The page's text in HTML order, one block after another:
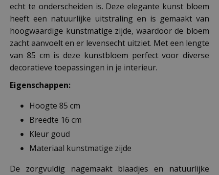
echt te onderscheiden is. Deze elegante kunst bloem
heeft een natuurlijke uitstraling en is gemaakt van
hoogwaardige kunstmatige zijde, waardoor de bloem
zacht aanvoelt en er levensecht uitziet. Met een lengte
van 85 cm is deze kunstbloem perfect voor diverse
decoratieve toepassingen in je interieur.
Eigenschappen:
Hoogte 85 cm
Breedte 16 cm
Kleur goud
Materiaal kunstmatige zijde
De zorgvuldig nagemaakt blaadjes en natuurlijke